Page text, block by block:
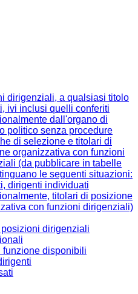
dirigenziali, a qualsiasi titolo
ivi inclusi quelli conferiti
dall'organo di
politico senza procedure
di selezione e titolari di
organizzativa con funzioni
(da pubblicare in tabelle
le seguenti situazioni:
dirigenti individuati
titolari di posizione
con funzioni dirigenziali)
dirigenziali
funzione disponibili